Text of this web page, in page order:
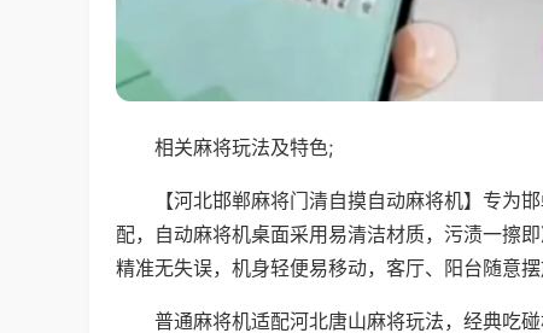
相关麻将玩法及特色;
【河北邯郸麻将门清自摸自动麻将机】专为
配，自动麻将机桌面采用易清洁材质，污渍一擦
精准无失误，机身轻便易移动，客厅、阳台随意
普通麻将机适配河北唐山麻将玩法，经典吃